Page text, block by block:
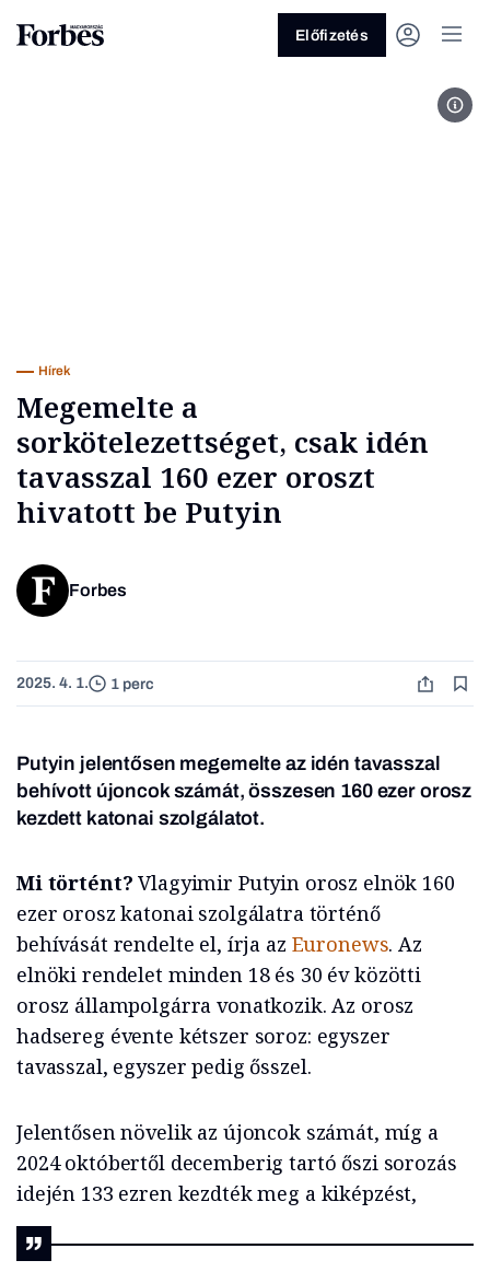
Előfizetés
Hírek
Megemelte a
sorkötelezettséget, csak idén
tavasszal 160 ezer oroszt
hivatott be Putyin
Forbes
2025. 4. 1. 1 perc
Putyin jelentősen megemelte az idén tavasszal
behívott újoncok számát, összesen 160 ezer orosz
kezdett katonai szolgálatot.
Mi történt? Vlagyimir Putyin orosz elnök 160
ezer orosz katonai szolgálatra történő
behívását rendelte el, írja az Euronews. Az
elnöki rendelet minden 18 és 30 év közötti
orosz állampolgárra vonatkozik. Az orosz
hadsereg évente kétszer soroz: egyszer
tavasszal, egyszer pedig ősszel.
Jelentősen növelik az újoncok számát, míg a
2024 októbertől decemberig tartó őszi sorozás
idején 133 ezren kezdték meg a kiképzést,